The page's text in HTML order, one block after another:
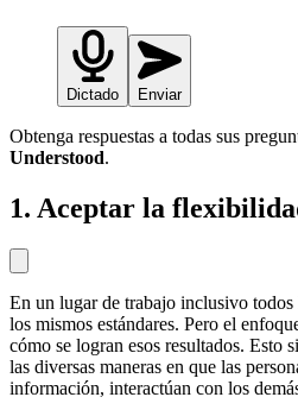
Dictado Enviar
Obtenga respuestas a todas sus
Understood.
1. Aceptar la
En un lugar de trabajo inclusivo todos
los mismos estándares. Pero el
cómo se logran esos resultados. Esto
las diversas maneras en que las
información, interactúan con los